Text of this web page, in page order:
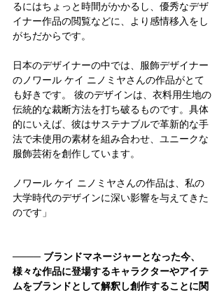
るにはちょっと時間がかかるし、優秀なデザ
イナー作品の閲覧などに、より感情移入をし
がちだからです。
日本のデザイナーの中では、服飾デザイナー
のノワール ケイ ニノミヤさんの作品がとて
も好きです。 彼のデザインは、衣料用生地の
伝統的な裁断方法を打ち破るものです。具体
的にいえば、彼はサステナブルで革新的な手
法で未使用の素材を組み合わせ、ユニークな
服飾芸術を創作しています。
ノワール ケイ ニノミヤさんの作品は、私の
大学時代のデザインに深い影響を与えてきた
のです 」
──── ブランドマネージャーとなった今、
様々な作品に登場するキャラクターやアイテ
ムをブランドとして解釈し創作することに関